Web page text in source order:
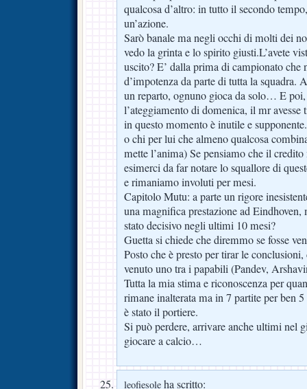
qualcosa d’altro: in tutto il secondo
un’azione.
Sarò banale ma negli occhi di molti dei
vedo la grinta e lo spirito giusti.L’avete
uscito? E’ dalla prima di campionato che
d’impotenza da parte di tutta la squadra.
un reparto, ognuno gioca da solo… E
l’ateggiamento di domenica, il mr
in questo momento è inutile e
o chi per lui che almeno qualcosa
mette l’anima) Se pensiamo che il
esimerci da far notare lo squallore di
e rimaniamo involuti per mesi.
Capitolo Mutu: a parte un rigore
una magnifica prestazione ad
stato decisivo negli ultimi 10 mesi?
Guetta si chiede che diremmo se fosse
Posto che è presto per tirar le
venuto uno tra i papabili (Pandev,
Tutta la mia stima e riconoscenza per
rimane inalterata ma in 7 partite per ben
è stato il portiere.
Si può perdere, arrivare anche ultimi nel
giocare a calcio…
leofiesole ha scritto: